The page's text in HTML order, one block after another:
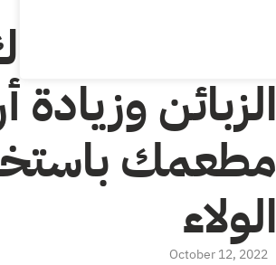
5 طرق
الزبائن وزيادة
مطعمك
الولاء
October 12, 2022